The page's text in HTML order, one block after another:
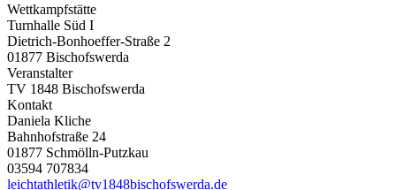
Wettkampfstätte
Turnhalle Süd I
Dietrich-Bonhoeffer-Straße 2
01877 Bischofswerda
Veranstalter
TV 1848 Bischofswerda
Kontakt
Daniela Kliche
Bahnhofstraße 24
01877 Schmölln-Putzkau
03594 707834
leichtathletik@tv1848bischofswerda.de